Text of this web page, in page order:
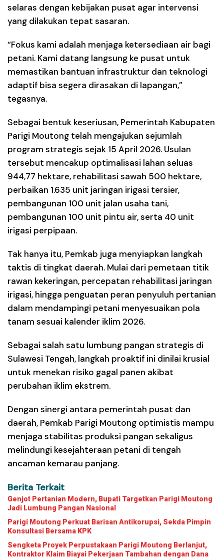
selaras dengan kebijakan pusat agar intervensi
yang dilakukan tepat sasaran.
“Fokus kami adalah menjaga ketersediaan air bagi
petani. Kami datang langsung ke pusat untuk
memastikan bantuan infrastruktur dan teknologi
adaptif bisa segera dirasakan di lapangan,”
tegasnya.
Sebagai bentuk keseriusan, Pemerintah Kabupaten
Parigi Moutong telah mengajukan sejumlah
program strategis sejak 15 April 2026. Usulan
tersebut mencakup optimalisasi lahan seluas
944,77 hektare, rehabilitasi sawah 500 hektare,
perbaikan 1.635 unit jaringan irigasi tersier,
pembangunan 100 unit jalan usaha tani,
pembangunan 100 unit pintu air, serta 40 unit
irigasi perpipaan.
Tak hanya itu, Pemkab juga menyiapkan langkah
taktis di tingkat daerah. Mulai dari pemetaan titik
rawan kekeringan, percepatan rehabilitasi jaringan
irigasi, hingga penguatan peran penyuluh pertanian
dalam mendampingi petani menyesuaikan pola
tanam sesuai kalender iklim 2026.
Sebagai salah satu lumbung pangan strategis di
Sulawesi Tengah, langkah proaktif ini dinilai krusial
untuk menekan risiko gagal panen akibat
perubahan iklim ekstrem.
Dengan sinergi antara pemerintah pusat dan
daerah, Pemkab Parigi Moutong optimistis mampu
menjaga stabilitas produksi pangan sekaligus
melindungi kesejahteraan petani di tengah
ancaman kemarau panjang.
Berita Terkait
Genjot Pertanian Modern, Bupati Targetkan Parigi Moutong
Jadi Lumbung Pangan Nasional
Parigi Moutong Perkuat Barisan Antikorupsi, Sekda Pimpin
Konsultasi Bersama KPK
Sengketa Proyek Perpustakaan Parigi Moutong Berlanjut,
Kontraktor Klaim Biayai Pekerjaan Tambahan dengan Dana